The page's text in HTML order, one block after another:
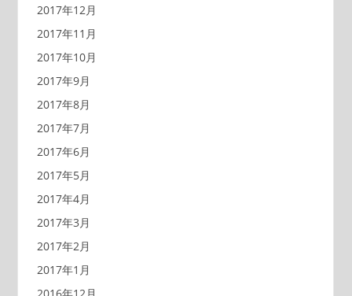
2017年12月
2017年11月
2017年10月
2017年9月
2017年8月
2017年7月
2017年6月
2017年5月
2017年4月
2017年3月
2017年2月
2017年1月